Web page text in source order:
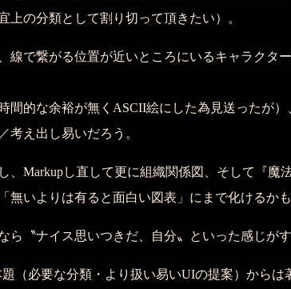
上の分類として割り切って頂きたい）。
線で繋がる位置が近いところにいるキャラクタ
間的な余裕が無くASCII絵にした為見送ったが
考え出し易いだろう。
Markupし直して更に組織関係図、そして『魔
無いよりは有ると面白い図表」にまで化けるかも
〝ナイス思いつきだ、自分〟といった感じがす
（必要な分類・より扱い易いUIの提案）からは